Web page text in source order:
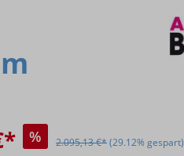
% 2.095,13 €*(29.12% gespart)